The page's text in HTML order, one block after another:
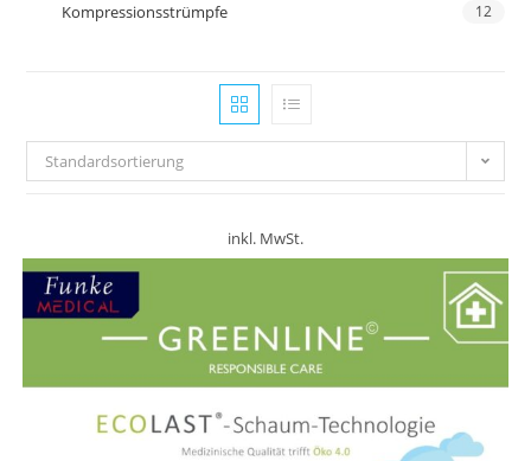
Kompressionsstrümpfe 12
Standardsortierung
inkl. MwSt.